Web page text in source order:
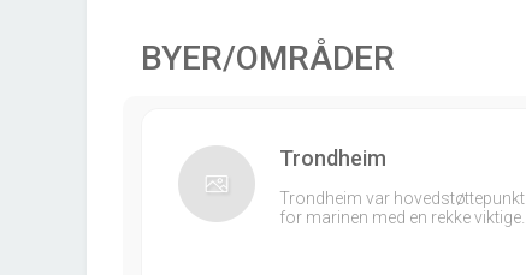
BYER/OMRÅDER
Trondheim
Trondheim var hovedstøttepunkt
for marinen med en rekke viktige…